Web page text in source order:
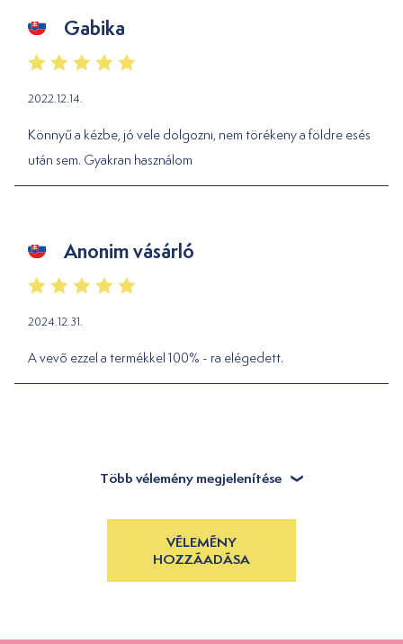
Gabika
2022.12.14.
Könnyű a kézbe, jó vele dolgozni, nem törékeny a földre esés
után sem. Gyakran használom
Anonim vásárló
2024.12.31.
A vevő ezzel a termékkel 100% - ra elégedett.
Több vélemény megjelenítése
VÉLEMÉNY
HOZZÁADÁSA